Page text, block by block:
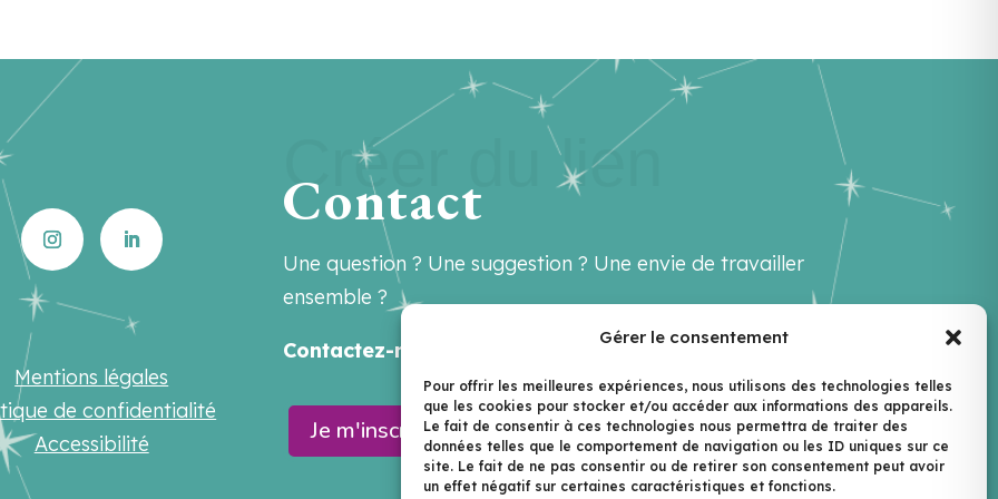
Gérer le consentement
Pour offrir les meilleures expériences, nous utilisons des technologies telles
que les cookies pour stocker et/ou accéder aux informations des appareils.
Le fait de consentir à ces technologies nous permettra de traiter des
données telles que le comportement de navigation ou les ID uniques sur ce
site. Le fait de ne pas consentir ou de retirer son consentement peut avoir
un effet négatif sur certaines caractéristiques et fonctions.
Mentions légales
de confidentialité
Accessibilité
Créer du lien
Contact
Une question ? Une suggestion ? Une envie de travailler
ensemble ?
Contactez-nous sur hello@lenextlevel.org
Je m'inscris à la newsletter